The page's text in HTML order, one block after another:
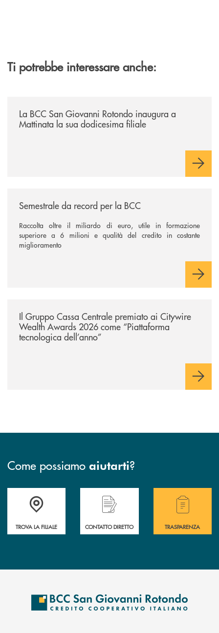
Ti potrebbe interessare anche:
La BCC San Giovanni Rotondo inaugura a
Mattinata la sua dodicesima filiale
Semestrale da record per la BCC
Raccolta oltre il miliardo di euro, utile in formazione
superiore a 6 milioni e qualità del credito in costante
miglioramento
Il Gruppo Cassa Centrale premiato ai Citywire
Wealth Awards 2026 come “Piattaforma
tecnologica dell’anno”
Come possiamo aiutarti?
Accedi all' elenco completo delle filiali della BCC San Giovanni
TROVA LA FILIALE
Hai bisogno di assistenza immediata?
CONTATTO DIRETTO
Hai bisogno di
TRASPARENZA